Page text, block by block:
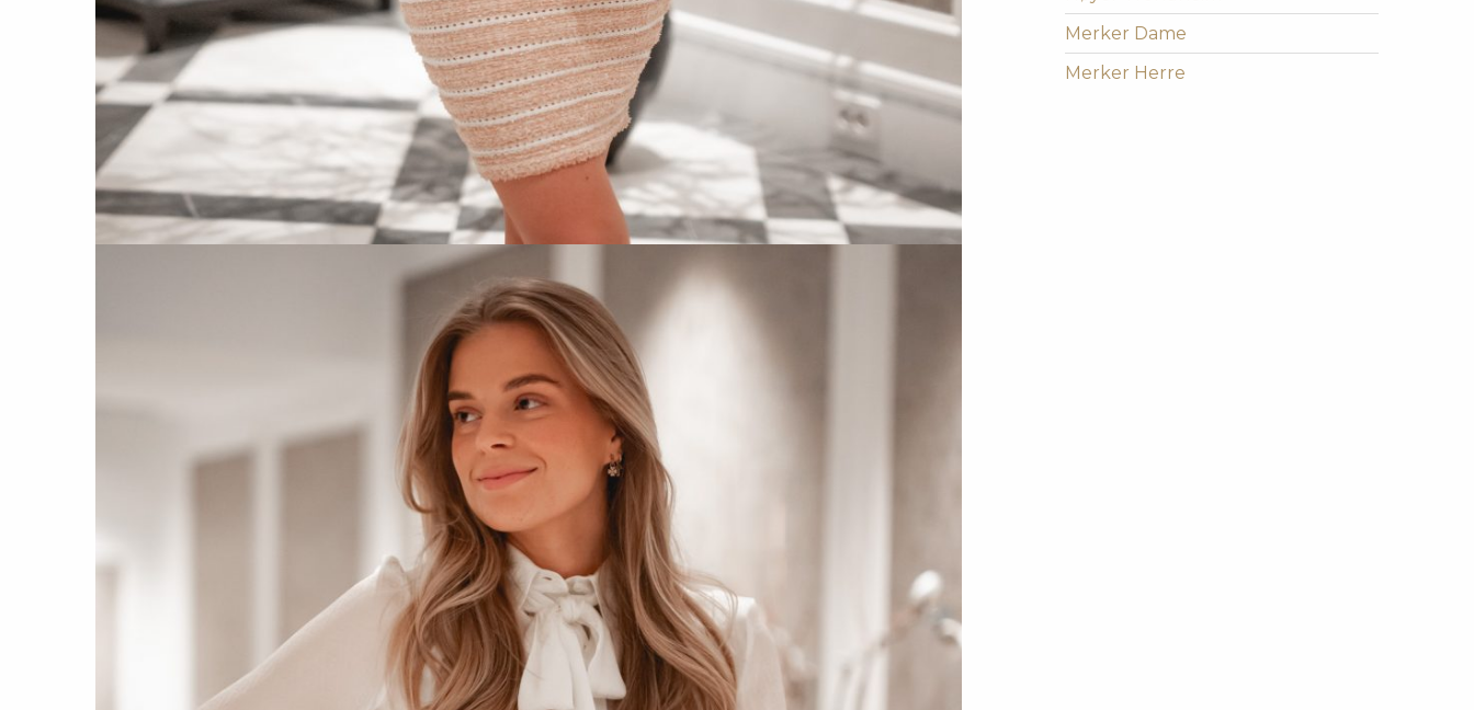
Merker Dame
Merker Herre